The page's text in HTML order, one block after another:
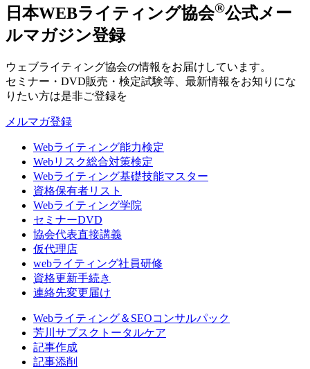
日本WEBライティング協会®公式メー
ルマガジン登録
ウェブライティング協会の情報をお届けしています。
セミナー・DVD販売・検定試験等、最新情報をお知りにな
りたい方は是非ご登録を
メルマガ登録
Webライティング能力検定
Webリスク総合対策検定
Webライティング基礎技能マスター
資格保有者リスト
Webライティング学院
セミナーDVD
協会代表直接講義
仮代理店
webライティング社員研修
資格更新手続き
連絡先変更届け
Webライティング＆SEOコンサルパック
芳川サブスクトータルケア
記事作成
記事添削